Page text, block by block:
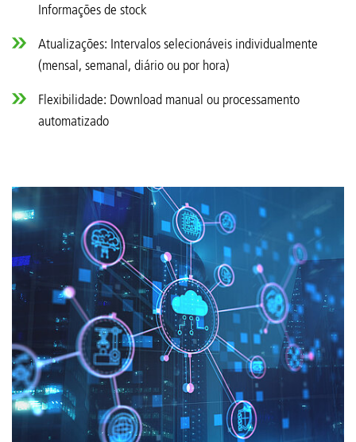
Informações de stock
Atualizações: Intervalos selecionáveis ​​individualmente
(mensal, semanal, diário ou por hora)
Flexibilidade: Download manual ou processamento
automatizado